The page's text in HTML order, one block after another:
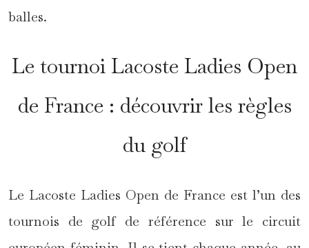
balles.
Le tournoi Lacoste Ladies Open
de France : découvrir les règles
du golf
Le Lacoste Ladies Open de France est l’un des
tournois de golf de référence sur le circuit